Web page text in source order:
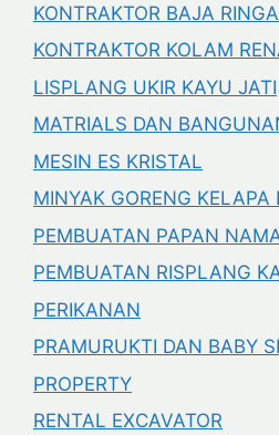
KONTRAKTOR BAJA
KONTRAKTOR KOLAM
LISPLANG UKIR KAYU JATI
MATRIALS DAN
MESIN ES KRISTAL
MINYAK GORENG KELAPA
PEMBUATAN PAPAN
PEMBUATAN RISPLANG
PERIKANAN
PRAMURUKTI DAN BABY
PROPERTY
RENTAL EXCAVATOR